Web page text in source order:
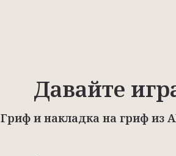
Давайте
Гриф и накладка на гриф из